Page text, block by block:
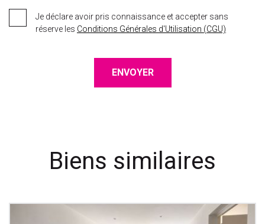
Je déclare avoir pris connaissance et accepter sans
réserve les Conditions Générales d'Utilisation (CGU)
ENVOYER
Biens similaires